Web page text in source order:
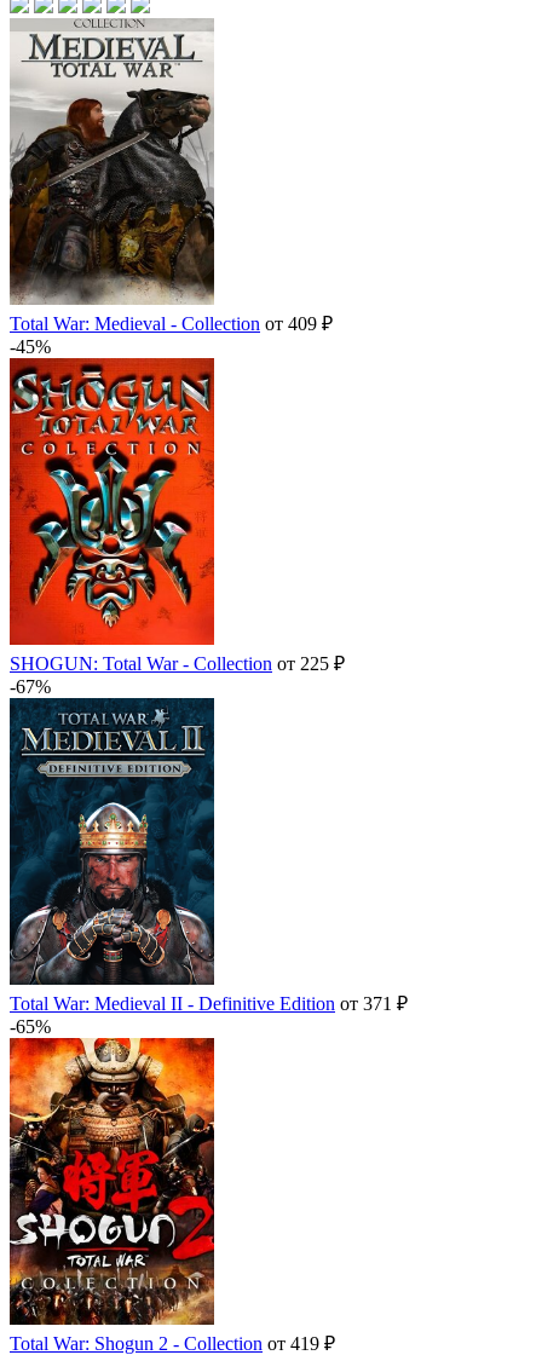
Total War: Medieval - Collection от 409 ₽
-45%
SHOGUN: Total War - Collection от 225 ₽
-67%
Total War: Medieval II - Definitive Edition от 371 ₽
-65%
Total War: Shogun 2 - Collection от 419 ₽